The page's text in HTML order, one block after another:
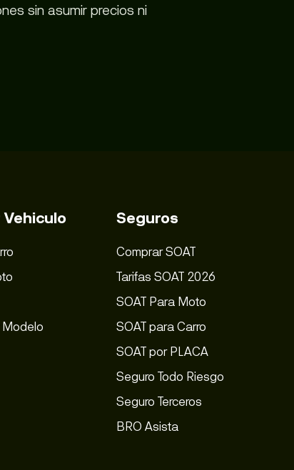
sin asumir precios ni
Modelo
Seguros
Comprar SOAT
Tarifas SOAT 2026
SOAT Para Moto
SOAT para Carro
SOAT por PLACA
Seguro Todo Riesgo
Seguro Terceros
BRO Asista